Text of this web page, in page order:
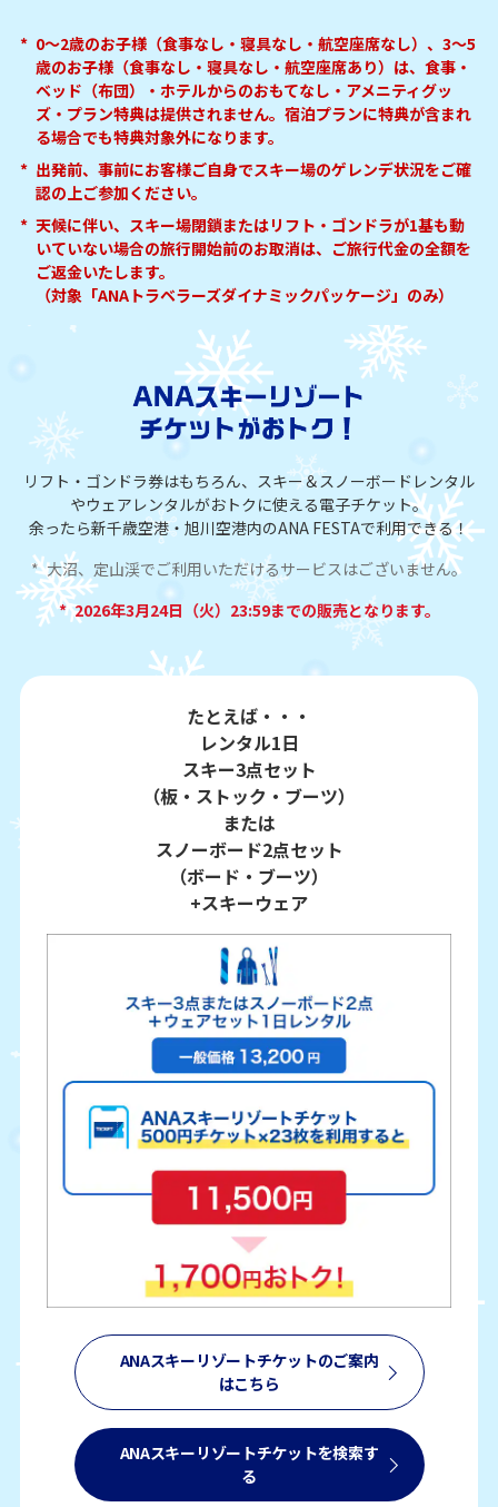
* 0～2歳のお子様（食事なし・寝具なし・航空座席なし）、3～5
歳のお子様（食事なし・寝具なし・航空座席あり）は、食事・
ベッド（布団）・ホテルからのおもてなし・アメニティグッ
ズ・プラン特典は提供されません。宿泊プランに特典が含まれ
る場合でも特典対象外になります。
* 出発前、事前にお客様ご自身でスキー場のゲレンデ状況をご確
認の上ご参加ください。
* 天候に伴い、スキー場閉鎖またはリフト・ゴンドラが1基も動
いていない場合の旅行開始前のお取消は、ご旅行代金の全額を
ご返金いたします。
（対象「ANAトラベラーズダイナミックパッケージ」のみ）
リフト・ゴンドラ券はもちろん、スキー＆スノーボードレンタル
やウェアレンタルがおトクに使える電子チケット。
余ったら新千歳空港・旭川空港内のANA FESTAで利用できる！
* 大沼、定山渓でご利用いただけるサービスはございません。
* 2026年3月24日（火）23:59までの販売となります。
たとえば・・・
レンタル1日
スキー3点セット
（板・ストック・ブーツ）
または
スノーボード2点セット
（ボード・ブーツ）
+スキーウェア
ANAスキーリゾートチケットのご案内
はこちら
ANAスキーリゾートチケットを検索す
る